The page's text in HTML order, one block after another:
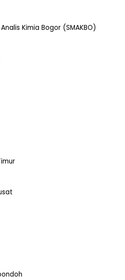
Kimia Bogor (SMAKBO)